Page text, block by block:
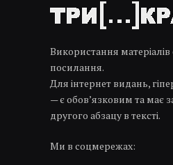
Використання
посилання.
Для інтернет видань,
— є обов’язковим та має
другого абзацу в тексті.
Ми в соцмережах: